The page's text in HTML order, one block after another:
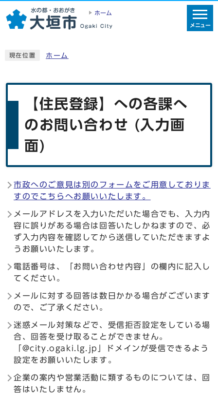
ホーム
メニュー
現在位置 ホーム
【住民登録】への各課へ
のお問い合わせ (入力画
面)
市政へのご意見は別のフォームをご用意しておりま
すのでこちらへお願いいたします。
メールアドレスを入力いただいた場合でも、入力内
容に誤りがある場合は回答いたしかねますので、必
ず入力内容を確認してから送信していただきますよ
うお願いいたします。
電話番号は、「お問い合わせ内容」の欄内に記入し
てください。
メールに対する回答は数日かかる場合がございます
ので、ご了承ください。
迷惑メール対策などで、受信拒否設定をしている場
合、回答を受け取ることができません。
「@city.ogaki.lg.jp」ドメインが受信できるよう
設定をお願いいたします。
企業の案内や営業活動に類するものについては、回
答はいたしません。